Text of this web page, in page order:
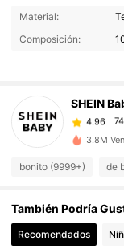
Material:
Composición:
SHEIN
i***6
4.96
4.96
4.96
3.8M
bonito (9999+) de
También Podría
Recomendados